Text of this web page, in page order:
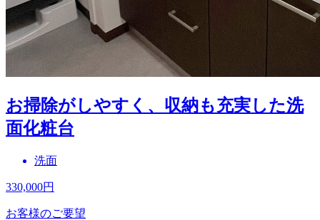
お掃除がしやすく、収納も充実した洗
面化粧台
洗面
330,000円
お客様のご要望